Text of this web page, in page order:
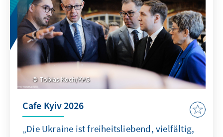
Tobias Koch/KAS
Cafe Kyiv 2026
„Die Ukraine ist freiheitsliebend, vielfältig,